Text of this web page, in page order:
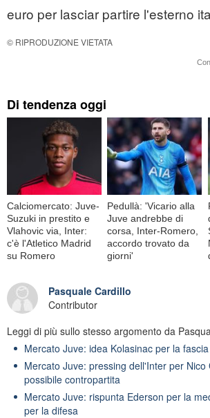
euro per lasciar partire l'esterno
© RIPRODUZIONE VIETATA
Di tendenza oggi
Calciomercato: Juve-
Suzuki in prestito e
Vlahovic via, Inter:
c'è l'Atletico Madrid
su Romero
Pedullà: 'Vicario alla
Juve andrebbe di
corsa, Inter-Romero,
accordo trovato da
giorni'
Pasquale Cardillo
Contributor
Leggi di più sullo stesso argomento da
Mercato Juve: idea Kolasinac per la fascia
Mercato Juve: pressing dell'Inter per Nico
possibile contropartita
Mercato Juve: rispunta Ederson per la
per la difesa